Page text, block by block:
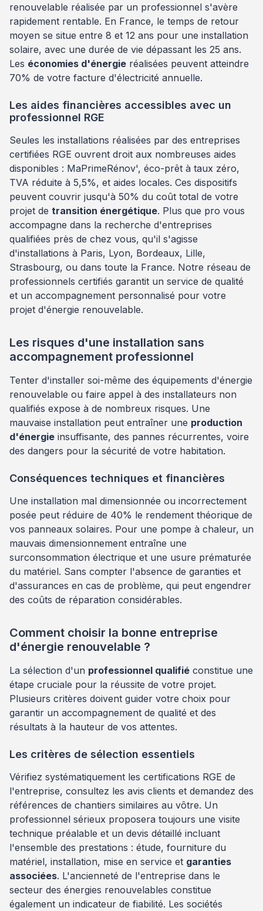
renouvelable réalisée par un professionnel s'avère
rapidement rentable. En France, le temps de retour
moyen se situe entre 8 et 12 ans pour une installation
solaire, avec une durée de vie dépassant les 25 ans.
Les économies d'énergie réalisées peuvent atteindre
70% de votre facture d'électricité annuelle.
Les aides financières accessibles avec un
professionnel RGE
Seules les installations réalisées par des entreprises
certifiées RGE ouvrent droit aux nombreuses aides
disponibles : MaPrimeRénov', éco-prêt à taux zéro,
TVA réduite à 5,5%, et aides locales. Ces dispositifs
peuvent couvrir jusqu'à 50% du coût total de votre
projet de transition énergétique. Plus que pro vous
accompagne dans la recherche d'entreprises
qualifiées près de chez vous, qu'il s'agisse
d'installations à Paris, Lyon, Bordeaux, Lille,
Strasbourg, ou dans toute la France. Notre réseau de
professionnels certifiés garantit un service de qualité
et un accompagnement personnalisé pour votre
projet d'énergie renouvelable.
Les risques d'une installation sans
accompagnement professionnel
Tenter d'installer soi-même des équipements d'énergie
renouvelable ou faire appel à des installateurs non
qualifiés expose à de nombreux risques. Une
mauvaise installation peut entraîner une production
d'énergie insuffisante, des pannes récurrentes, voire
des dangers pour la sécurité de votre habitation.
Conséquences techniques et financières
Une installation mal dimensionnée ou incorrectement
posée peut réduire de 40% le rendement théorique de
vos panneaux solaires. Pour une pompe à chaleur, un
mauvais dimensionnement entraîne une
surconsommation électrique et une usure prématurée
du matériel. Sans compter l'absence de garanties et
d'assurances en cas de problème, qui peut engendrer
des coûts de réparation considérables.
Comment choisir la bonne entreprise
d'énergie renouvelable ?
La sélection d'un professionnel qualifié constitue une
étape cruciale pour la réussite de votre projet.
Plusieurs critères doivent guider votre choix pour
garantir un accompagnement de qualité et des
résultats à la hauteur de vos attentes.
Les critères de sélection essentiels
Vérifiez systématiquement les certifications RGE de
l'entreprise, consultez les avis clients et demandez des
références de chantiers similaires au vôtre. Un
professionnel sérieux proposera toujours une visite
technique préalable et un devis détaillé incluant
l'ensemble des prestations : étude, fourniture du
matériel, installation, mise en service et garanties
associées. L'ancienneté de l'entreprise dans le
secteur des énergies renouvelables constitue
également un indicateur de fiabilité. Les sociétés